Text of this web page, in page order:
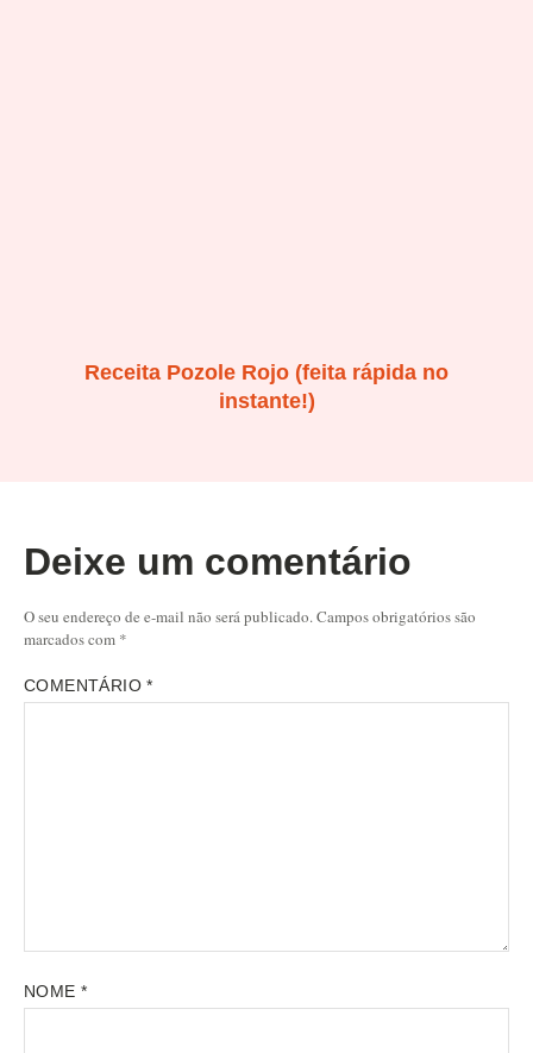
Receita Pozole Rojo (feita rápida no
instante!)
Deixe um comentário
O seu endereço de e-mail não será publicado.Campos obrigatórios são
marcados com *
COMENTÁRIO*
NOME *